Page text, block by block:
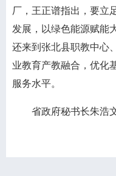
厂，王正谱指出，要立
发展，以绿色能源赋能
还来到张北县职教中心
业教育产教融合，优化
服务水平。
省政府秘书长朱浩文